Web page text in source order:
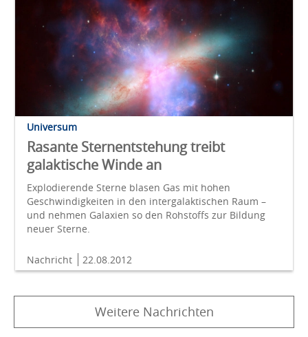
Universum
Rasante Sternentstehung treibt
galaktische Winde an
Explodierende Sterne blasen Gas mit hohen
Geschwindigkeiten in den intergalaktischen Raum –
und nehmen Galaxien so den Rohstoffs zur Bildung
neuer Sterne.
Nachricht 22.08.2012
Weitere Nachrichten